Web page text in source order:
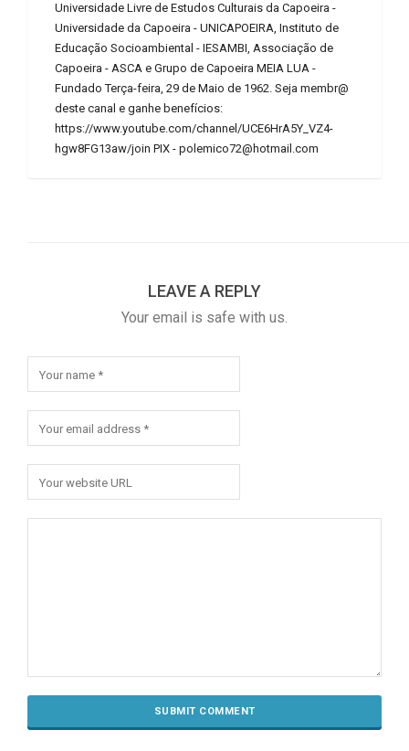
Universidade Livre de Estudos Culturais da Capoeira -
Universidade da Capoeira - UNICAPOEIRA, Instituto de
Educação Socioambiental - IESAMBI, Associação de
Capoeira - ASCA e Grupo de Capoeira MEIA LUA -
Fundado Terça-feira, 29 de Maio de 1962. Seja membr@
deste canal e ganhe benefícios:
https://www.youtube.com/channel/UCE6HrA5Y_VZ4-
hgw8FG13aw/join PIX - polemico72@hotmail.com
LEAVE A REPLY
Your email is safe with us.